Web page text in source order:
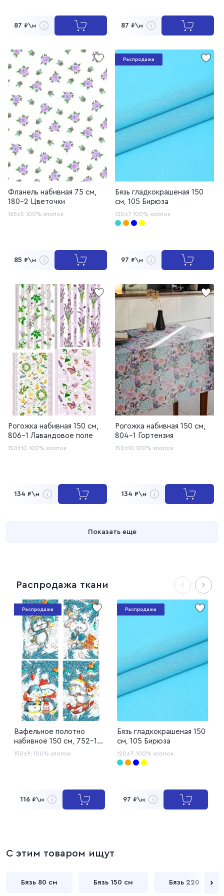
87 ₽\м 87 ₽\м
Фланель набивная 75 см,
180-2 Цветочки
165±5 100% хлопок
85 ₽\м
Распродажа
Бязь гладкокрашеная 150
см, 105 Бирюза
120±7 100% хлопок
97 ₽\м
Рогожка набивная 150 см,
806-1 Лавандовое поле
150±10 100% хлопок
134 ₽\м
Рогожка набивная 150 см,
804-1 Гортензия
150±10 100% хлопок
134 ₽\м
Показать еще
Распродажа ткани
Распродажа
Вафельное полотно
набивное 150 см, 752-1
Зимние игрушки
150±9; 100% хлопок
116 ₽\м
Распродажа
Бязь гладкокрашеная 150
см, 105 Бирюза
120±7; 100% хлопок
97 ₽\м
С этим товаром ищут
Бязь 80 см Бязь 150 см Бязь 220 см